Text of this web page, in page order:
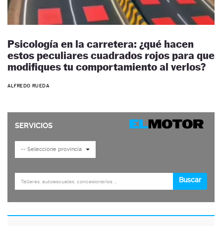
Psicología en la carretera: ¿qué hacen
estos peculiares cuadrados rojos para que
modifiques tu comportamiento al verlos?
ALFREDO RUEDA